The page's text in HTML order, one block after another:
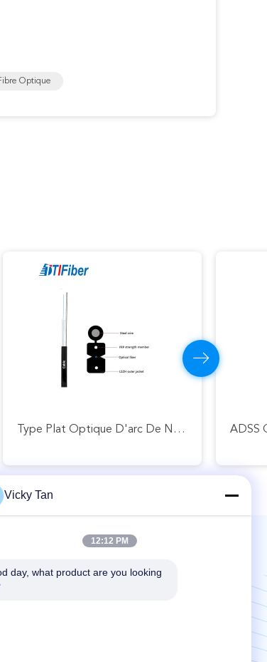
Optique
Type Plat Optique D'arc De Noyau Du Câble G652d G657A OS2 LSZH 1/2 De Réseau De Fibre De Mode Unitaire
Vicky Tan
12:12 PM
day, what product are you looking